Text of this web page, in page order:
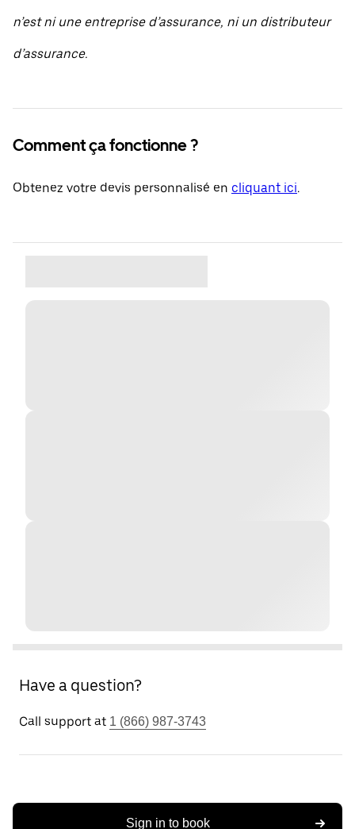
n’est ni une entreprise d’assurance, ni un distributeur
d’assurance.
Comment ça fonctionne ?
Obtenez votre devis personnalisé en cliquant ici.
Have a question?
Call support at 1 (866) 987-3743
Sign in to book